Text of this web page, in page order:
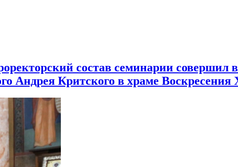
состав семинарии совершил
Андрея Критского в храме Воскресения